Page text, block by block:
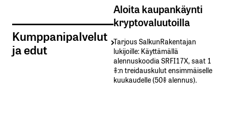
Kumppanipalvelut
ja edut
Aloita kaupankäynti
kryptovaluutoilla
Tarjous SalkunRakentajan
lukijoille: Käyttämällä​ ​
alennuskoodia​ ​SRFI17X,​ ​saat​ ​1
%:n treidauskulut​ ​ensimmäiselle​ ​
kuukaudelle​ ​(50%​ ​alennus).